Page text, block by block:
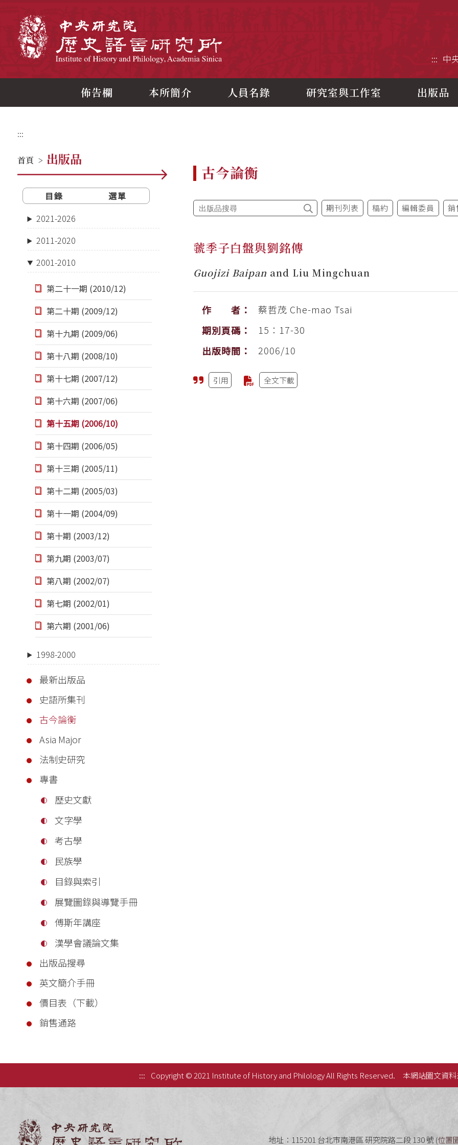
::: 中
佈告欄 本所簡介 人員名錄 研究室與工作室 出版品
:::
首頁 > 出版品
目錄
選單
2021-2026
2011-2020
2001-2010
第二十一期 (2010/12)
第二十期 (2009/12)
第十九期 (2009/06)
第十八期 (2008/10)
第十七期 (2007/12)
第十六期 (2007/06)
第十五期 (2006/10)
第十四期 (2006/05)
第十三期 (2005/11)
第十二期 (2005/03)
第十一期 (2004/09)
第十期 (2003/12)
第九期 (2003/07)
第八期 (2002/07)
第七期 (2002/01)
第六期 (2001/06)
1998-2000
最新出版品
史語所集刊
古今論衡
Asia Major
法制史研究
專書
歷史文獻
文字學
考古學
民族學
目錄與索引
展覽圖錄與導覽手冊
傅斯年講座
漢學會議論文集
出版品搜尋
英文簡介手冊
價目表（下載）
銷售通路
古今論衡
期刊列表 稿約 編輯委員 銷
虢季子白盤與劉銘傳
Guojizi Baipan and Liu Mingchuan
作 者： 蔡哲茂 Che-mao Tsai
期別頁碼：
15：17-30
出版時間：
2006/10
引用 全文下載
::: Copyright © 2021 Institute of History and Philology All Rights Reserved. 本網站圖文資
地址：115201 台北市南港區 研究院路二段 130 號 (位置